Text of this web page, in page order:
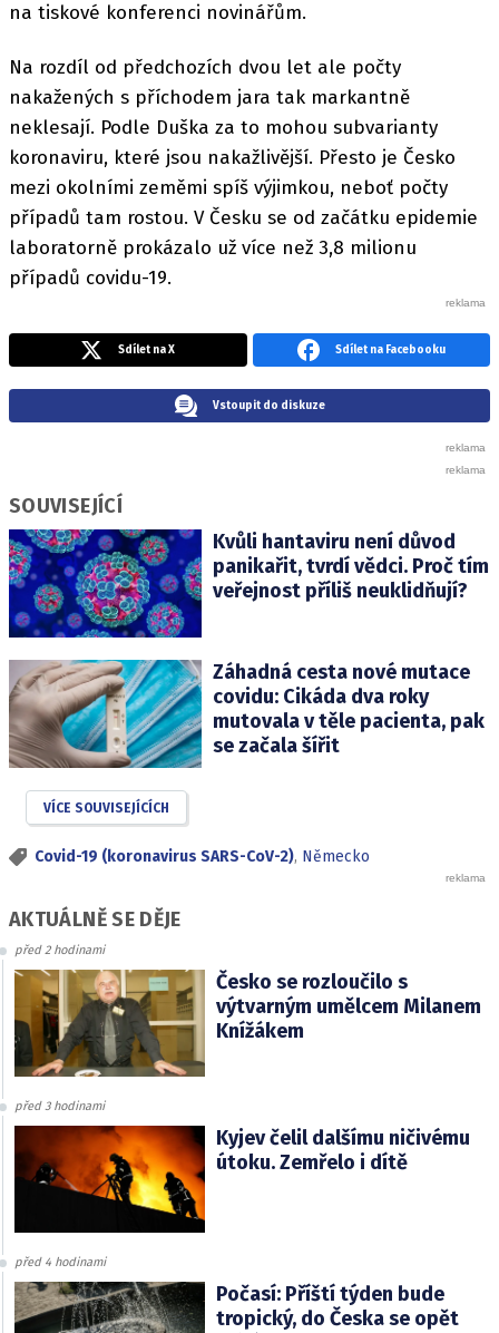
na tiskové konferenci novinářům.
Na rozdíl od předchozích dvou let ale počty
nakažených s příchodem jara tak markantně
neklesají. Podle Duška za to mohou subvarianty
koronaviru, které jsou nakažlivější. Přesto je Česko
mezi okolními zeměmi spíš výjimkou, neboť počty
případů tam rostou. V Česku se od začátku epidemie
laboratorně prokázalo už více než 3,8 milionu
případů covidu-19.
Sdílet na X Sdílet na Facebooku
Vstoupit do diskuze
SOUVISEJÍCÍ
Kvůli hantaviru není důvod
panikařit, tvrdí vědci. Proč tím
veřejnost příliš neuklidňují?
Záhadná cesta nové mutace
covidu: Cikáda dva roky
mutovala v těle pacienta, pak
se začala šířit
VÍCE SOUVISEJÍCÍCH
Covid-19 (koronavirus SARS-CoV-2), Německo
AKTUÁLNĚ SE DĚJE
před 2 hodinami
Česko se rozloučilo s
výtvarným umělcem Milanem
Knížákem
před 3 hodinami
Kyjev čelil dalšímu ničivému
útoku. Zemřelo i dítě
před 4 hodinami
Počasí: Příští týden bude
tropický, do Česka se opět